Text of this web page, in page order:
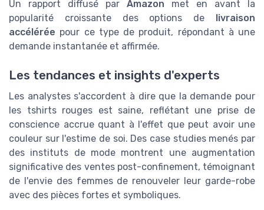
Un rapport diffusé par Amazon met en avant la
popularité croissante des options de
livraison
accélérée pour ce type de produit, répondant à une
demande instantanée et affirmée.
Les tendances et insights d'experts
Les analystes s'accordent à dire que la demande pour
les tshirts rouges est saine, reflétant une prise de
conscience accrue quant à l'effet que peut avoir une
couleur sur l'estime de soi. Des case studies menés par
des instituts de mode montrent une augmentation
significative des ventes post-confinement, témoignant
de l'envie des femmes de renouveler leur garde-robe
avec des pièces fortes et symboliques.